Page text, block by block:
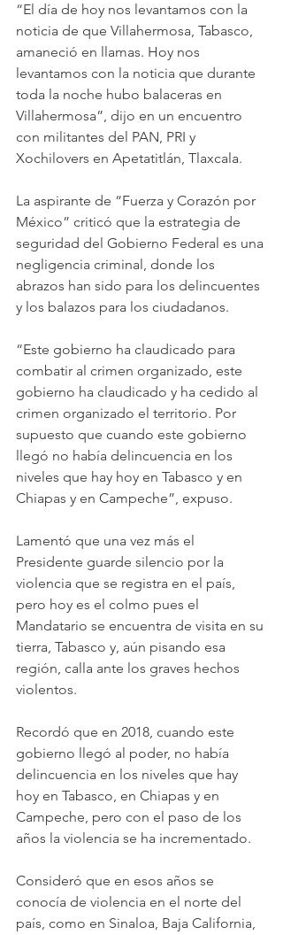
“El día de hoy nos levantamos con la
noticia de que Villahermosa, Tabasco,
amaneció en llamas. Hoy nos
levantamos con la noticia que durante
toda la noche hubo balaceras en
Villahermosa”, dijo en un encuentro
con militantes del PAN, PRI y
Xochilovers en Apetatitlán, Tlaxcala.
La aspirante de “Fuerza y Corazón por
México” criticó que la estrategia de
seguridad del Gobierno Federal es una
negligencia criminal, donde los
abrazos han sido para los delincuentes
y los balazos para los ciudadanos.
“Este gobierno ha claudicado para
combatir al crimen organizado, este
gobierno ha claudicado y ha cedido al
crimen organizado el territorio. Por
supuesto que cuando este gobierno
llegó no había delincuencia en los
niveles que hay hoy en Tabasco y en
Chiapas y en Campeche”, expuso.
Lamentó que una vez más el
Presidente guarde silencio por la
violencia que se registra en el país,
pero hoy es el colmo pues el
Mandatario se encuentra de visita en su
tierra, Tabasco y, aún pisando esa
región, calla ante los graves hechos
violentos.
Recordó que en 2018, cuando este
gobierno llegó al poder, no había
delincuencia en los niveles que hay
hoy en Tabasco, en Chiapas y en
Campeche, pero con el paso de los
años la violencia se ha incrementado.
Consideró que en esos años se
conocía de violencia en el norte del
país, como en Sinaloa, Baja California,